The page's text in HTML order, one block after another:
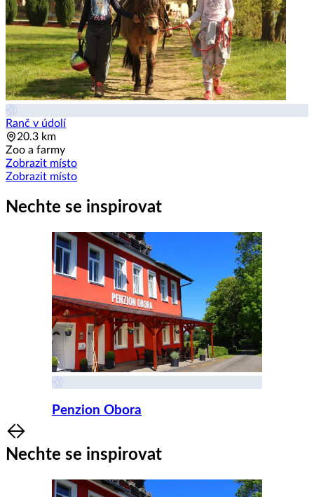
Ranč v údolí
20.3 km
Zoo a farmy
Zobrazit místo
Zobrazit místo
Nechte se inspirovat
Penzion Obora
Item
1
of
Nechte se inspirovat